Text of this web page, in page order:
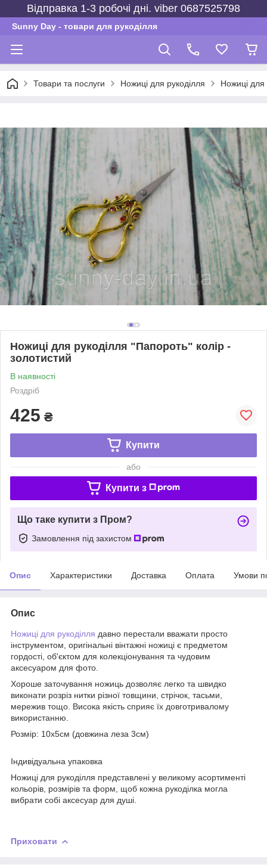
Відправка 1-3 робочі дні. viber 0687525798
Sunny Day - товари для рукоділля
Товари та послуги Ножиці для рукоділля Ножиці для
Ножиці для рукоділля "Папороть" колір -
золотистий
В наявності
Роздріб
425 ₴
Купити
або
Купити з
Що таке купити з Пром?
Замовлення під захистом
Опис Характеристики Доставка Оплата Умови
Опис
Ножиці для рукоділля давно перестали вважати просто
інструментом, оригінальні вінтажні ножиці є предметом
гордості, об'єктом для колекціонування та чудовим
аксесуаром для фото.
Хороше заточування ножиць дозволяє легко та швидко
виконати розріз нитки різної товщини, стрічок, тасьми,
мережив тощо. Висока якість сприяє їх довготривалому
використанню.
Розмір: 10х5см (довжина леза 3см)
Індивідуальна упаковка
Ножиці для рукоділля представлені у великому асортименті
кольорів, розмірів та форм, щоб кожна рукоділка могла
вибрати собі аксесуар для душі.
Приховати